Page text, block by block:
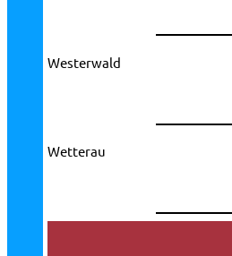
Westerwald
Wetterau